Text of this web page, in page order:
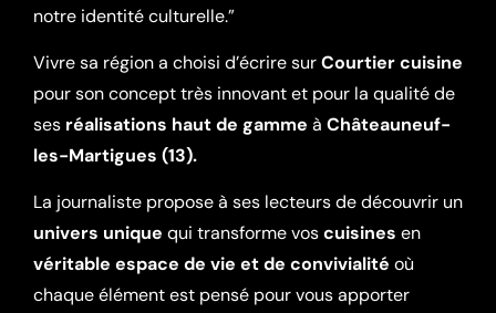
notre identité culturelle.”
Vivre sa région a choisi d’écrire surCourtier cuisine
pour son concept très innovant et pour la qualité de
ses réalisations haut de gamme à Châteauneuf-
les-Martigues (13).
La journaliste propose à ses lecteurs de découvrir un
univers unique qui transforme voscuisines en
véritable espace de vie et de convivialité où
chaque élément est pensé pour vous apporter